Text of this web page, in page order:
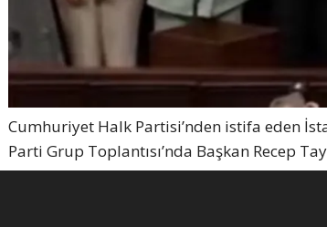
Cumhuriyet Halk Partisi’nden istifa eden
Parti Grup Toplantısı’nda Başkan Recep